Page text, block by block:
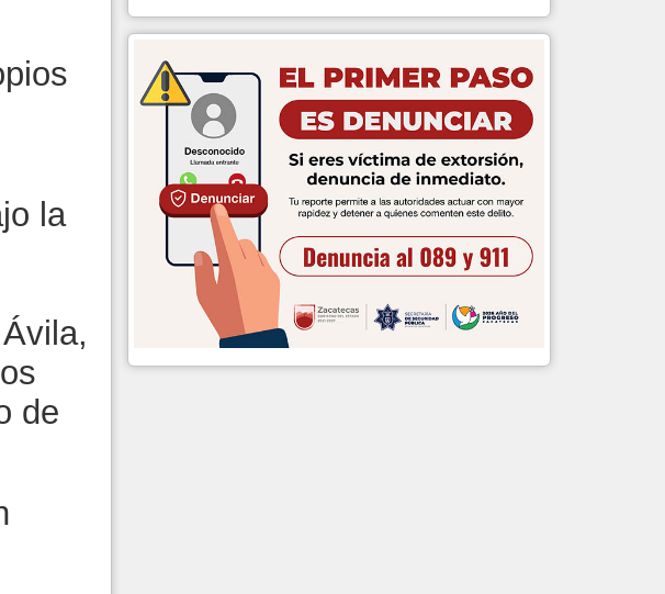
la
de